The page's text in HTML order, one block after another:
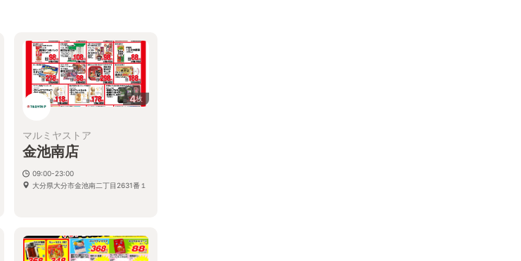
4枚
マルミヤストア
金池南店
09:00-23:00
大分県大分市金池南二丁目2631番１